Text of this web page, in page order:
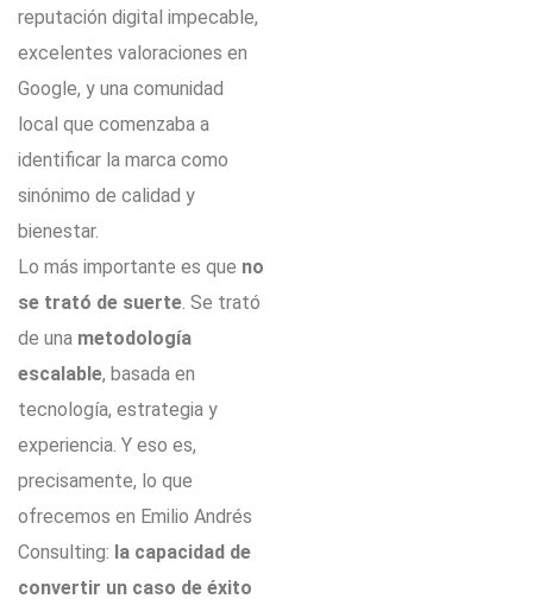
reputación digital impecable,
excelentes valoraciones en
Google, y una comunidad
local que comenzaba a
identificar la marca como
sinónimo de calidad y
bienestar.
Lo más importante es que no
se trató de suerte. Se trató
de una metodología
escalable, basada en
tecnología, estrategia y
experiencia. Y eso es,
precisamente, lo que
ofrecemos en Emilio Andrés
Consulting: la capacidad de
convertir un caso de éxito